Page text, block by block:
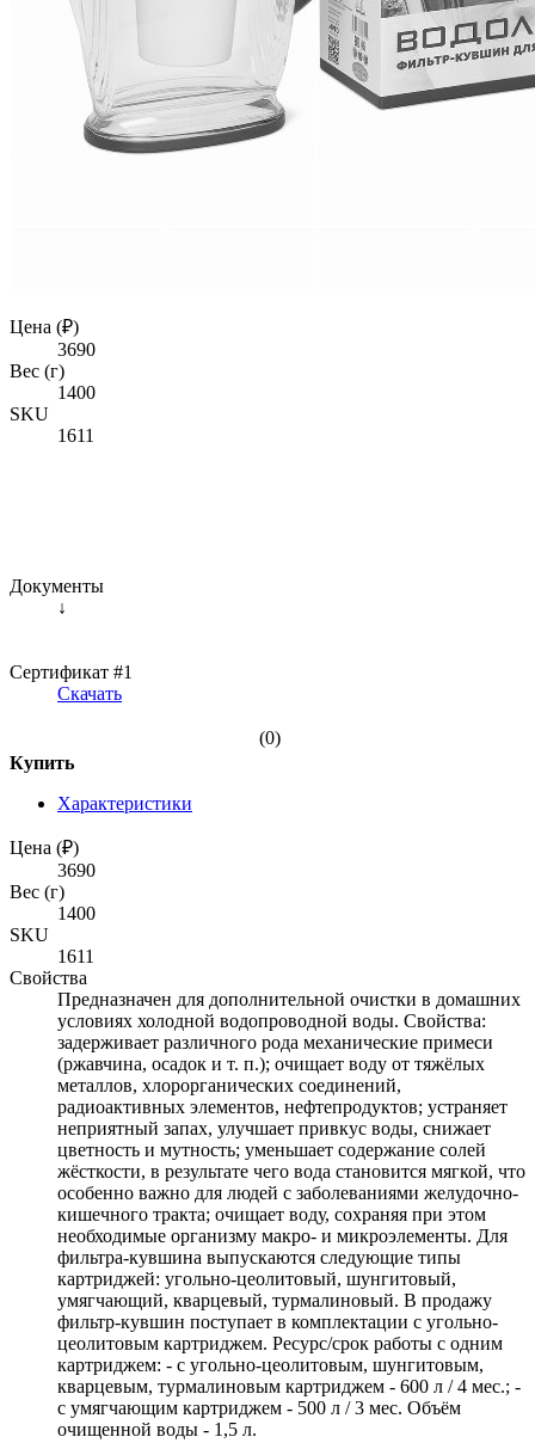
Цена (₽)
3690
Вес (г)
1400
SKU
1611
Документы
↓
Сертификат #1
Скачать
(0)
Купить
Характеристики
Цена (₽)
3690
Вес (г)
1400
SKU
1611
Свойства
Предназначен для дополнительной очистки в домашних
условиях холодной водопроводной воды. Свойства:
задерживает различного рода механические примеси
(ржавчина, осадок и т. п.); очищает воду от тяжёлых
металлов, хлорорганических соединений,
радиоактивных элементов, нефтепродуктов; устраняет
неприятный запах, улучшает привкус воды, снижает
цветность и мутность; уменьшает содержание солей
жёсткости, в результате чего вода становится мягкой, что
особенно важно для людей с заболеваниями желудочно-
кишечного тракта; очищает воду, сохраняя при этом
необходимые организму макро- и микроэлементы. Для
фильтра-кувшина выпускаются следующие типы
картриджей: угольно-цеолитовый, шунгитовый,
умягчающий, кварцевый, турмалиновый. В продажу
фильтр-кувшин поступает в комплектации с угольно-
цеолитовым картриджем. Ресурс/срок работы с одним
картриджем: - с угольно-цеолитовым, шунгитовым,
кварцевым, турмалиновым картриджем - 600 л / 4 мес.; -
с умягчающим картриджем - 500 л / 3 мес. Объём
очищенной воды - 1,5 л.